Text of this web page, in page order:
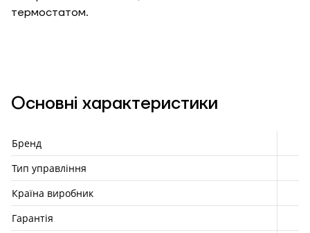
термостатом.
Основні характеристики
Бренд
Тип управління
Країна виробник
Гарантія